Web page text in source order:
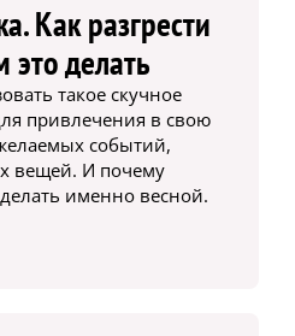
Как разгрести
это делать
такое скучное
привлечения в свою
событий,
вещей. И почему
именно весной.